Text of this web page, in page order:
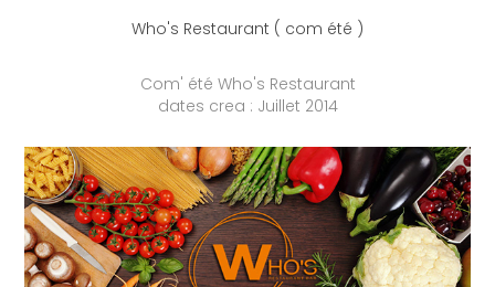
Who's Restaurant ( com été )
Com' été Who's Restaurant
dates crea : Juillet 2014